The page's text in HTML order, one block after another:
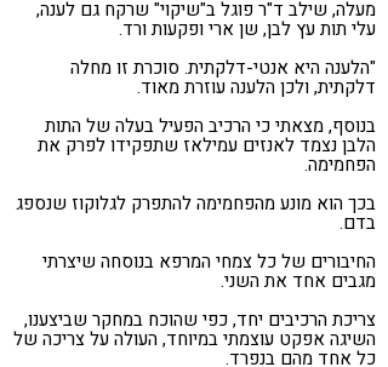
מעלה, שילב ד"ר פוגל ב"שיקוי" שרקח גם לענה,
עלי תות עץ לבן, שן ארי ופקעות ורד.
"הלענה היא אנטי-דלקתית. סוכרת זו מחלה
דלקתית, ולכן הלענה עוזרת מאוד.
בנוסף, מצאתי כי הרכיב הפעיל בעלה של התות
הלבן נצמד לאנזים עמילאז שתפקידו לפרק את
הפחמימה.
בכך הוא מונע מהפחמימה להתפרק לגלוקוז שנספג
בדם.
החיבורים של כל צמחי המרפא בנוסחה שיצרתי
מגבים אחד את השני.
צריכת הרכיבים יחד, כפי שהוכח במחקר שביצענו,
השיגה אפקט עוצמתי במיוחד, העולה על צריכה של
כל אחד מהם בנפרד.